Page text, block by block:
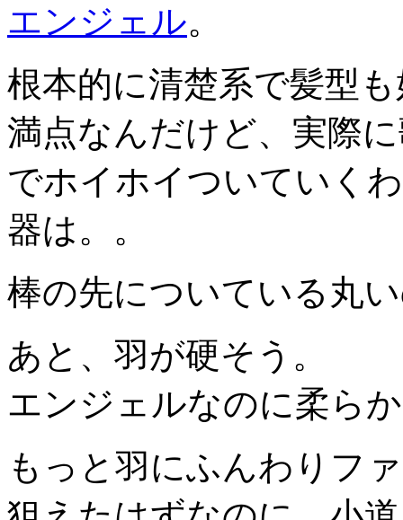
エンジェル。
根本的に清楚系で髪型
満点なんだけど、実際
でホイホイついていく
器は。。
棒の先についている丸
あと、羽が硬そう。
エンジェルなのに柔ら
もっと羽にふんわりフ